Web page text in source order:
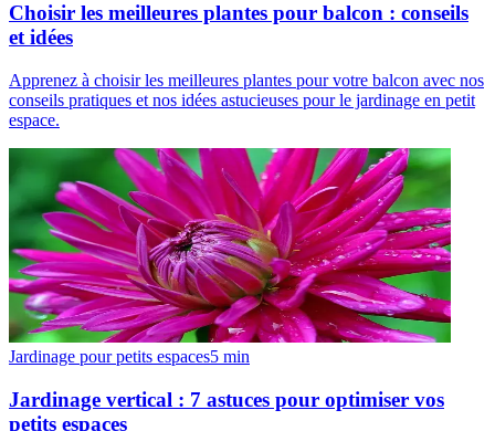
Choisir les meilleures plantes pour balcon : conseils
et idées
Apprenez à choisir les meilleures plantes pour votre balcon avec nos
conseils pratiques et nos idées astucieuses pour le jardinage en petit
espace.
Jardinage pour petits espaces5 min
Jardinage vertical : 7 astuces pour optimiser vos
petits espaces